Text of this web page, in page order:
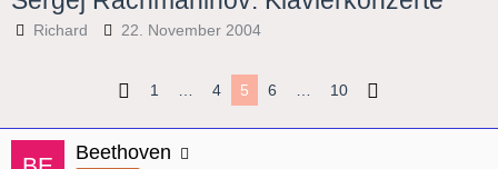
Richard 22. November 2004
1 … 4 5 6 … 10
Beethoven